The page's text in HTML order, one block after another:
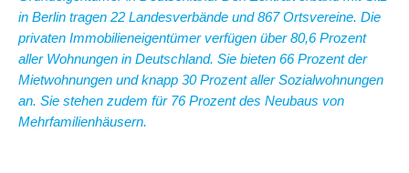
in Berlin tragen 22 Landesverbände und 867 Ortsvereine. Die
privaten Immobilieneigentümer verfügen über 80,6 Prozent
aller Wohnungen in Deutschland. Sie bieten 66 Prozent der
Mietwohnungen und knapp 30 Prozent aller Sozialwohnungen
an. Sie stehen zudem für 76 Prozent des Neubaus von
Mehrfamilienhäusern.